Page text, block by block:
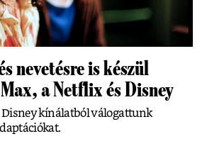
nevetésre is készül
a Netflix és Disney
Disney kínálatból válogattunk